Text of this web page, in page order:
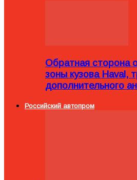
Обратная сторона
зоны кузова Haval,
дополнительного
Российский автопром